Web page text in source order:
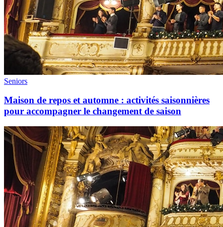
Seniors
Maison de repos et automne : activités saisonnières
pour accompagner le changement de saison